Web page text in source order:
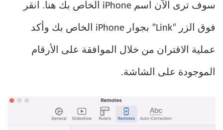
سوف ترى الآن اسم iPhone الخاص بك هنا. انقر
فوق الزر “Link” بجوار iPhone الخاص بك وأكد
عملية الاقتران من خلال الموافقة على الأرقام
الموجودة على الشاشة.